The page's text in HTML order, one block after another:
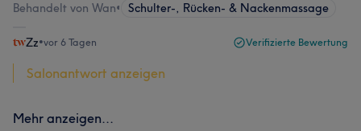
Behandelt von Wan• Schulter-, Rücken- & Nackenmassage
Zz•vor 6 Tagen Verifizierte Bewertung
Salonantwort anzeigen
Mehr anzeigen...